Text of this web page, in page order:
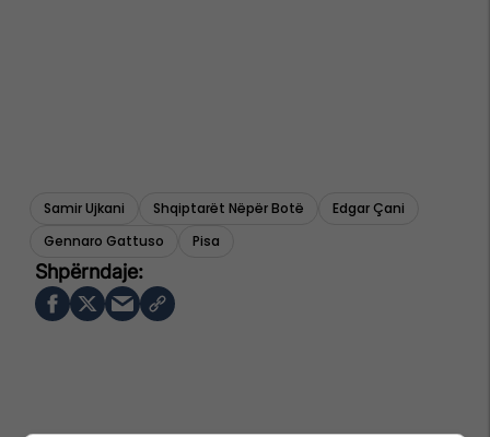
Samir Ujkani Shqiptarët Nëpër Botë
Edgar Çani
Gennaro Gattuso
Pisa